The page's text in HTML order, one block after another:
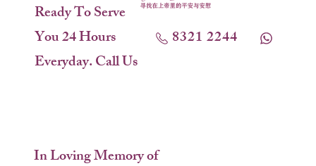
Ready To Serve
You 24 Hours
Everyday. Call Us
8321 2244
In Loving Memory of